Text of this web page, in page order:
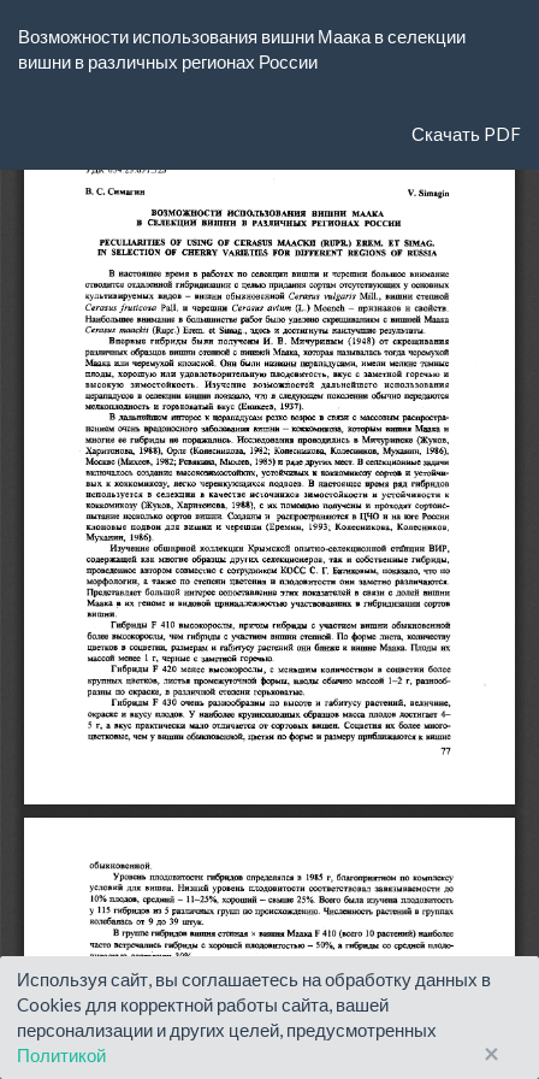
Подробностям
Возможности использования вишни Маака в селекции
вишни в различных регионах России
Скачать
Скачать PDF
Используя сайт, вы соглашаетесь на обработку данных в
Cookies для корректной работы сайта, вашей
персонализации и других целей, предусмотренных
Политикой
×